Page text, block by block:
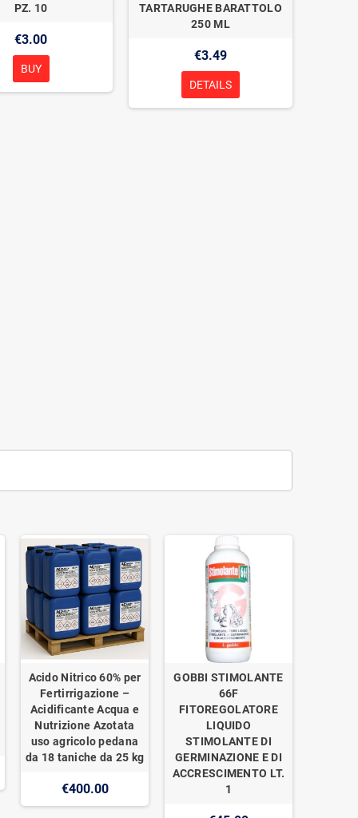
PZ. 10
€3.00
BUY
TARTARUGHE BARATTOLO
250 ML
€3.49
DETAILS
Acido Nitrico 60% per
Fertirrigazione –
Acidificante Acqua e
Nutrizione Azotata
uso agricolo pedana
da 18 taniche da 25 kg
€400.00
GOBBI STIMOLANTE
66F
FITOREGOLATORE
LIQUIDO
STIMOLANTE DI
GERMINAZIONE E DI
ACCRESCIMENTO LT.
1